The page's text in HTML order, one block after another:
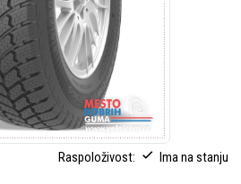
Raspoloživost: Ima na stanju